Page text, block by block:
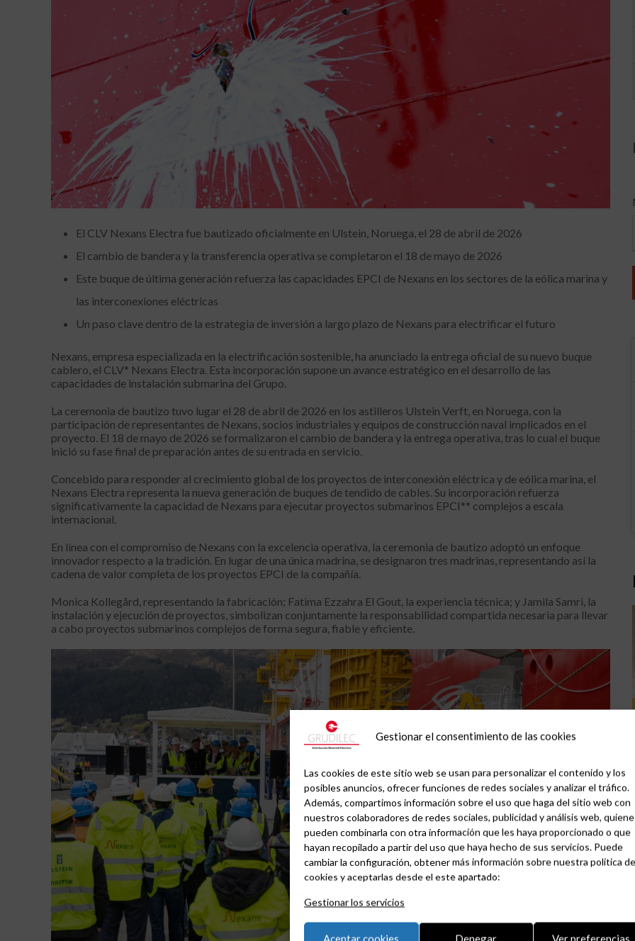
Gestionar el consentimiento de las cookies
Las cookies de este sitio web se usan para personalizar el contenido y los
posibles anuncios, ofrecer funciones de redes sociales y analizar el tráfico.
Además, compartimos información sobre el uso que haga del sitio web con
nuestros colaboradores de redes sociales, publicidad y análisis web,
pueden combinarla con otra información que les haya proporcionado o que
hayan recopilado a partir del uso que haya hecho de sus servicios. Puede
cambiar la configuración, obtener más información sobre nuestra política de
cookies y aceptarlas desde el este apartado:
Gestionar los servicios
Aceptar cookies Denegar Ver preferencias
El CLV Nexans Electra fue bautizado oficialmente en Ulstein, Noruega, el 28 de abril de 2026
El cambio de bandera y la transferencia operativa se completaron el 18 de mayo de 2026
Este buque de última generación refuerza las capacidades EPCI de Nexans en los sectores de la eólica marina y
las interconexiones eléctricas
Un paso clave dentro de la estrategia de inversión a largo plazo de Nexans para electrificar el futuro
Nexans, empresa especializada en la electrificación sostenible, ha anunciado la entrega oficial de su nuevo buque
cablero, el CLV* Nexans Electra. Esta incorporación supone un avance estratégico en el desarrollo de las
capacidades de instalación submarina del Grupo.
La ceremonia de bautizo tuvo lugar el 28 de abril de 2026 en los astilleros Ulstein Verft, en Noruega, con la
participación de representantes de Nexans, socios industriales y equipos de construcción naval implicados en el
proyecto. El 18 de mayo de 2026 se formalizaron el cambio de bandera y la entrega operativa, tras lo cual el buque
inició su fase final de preparación antes de su entrada en servicio.
Concebido para responder al crecimiento global de los proyectos de interconexión eléctrica y de eólica marina, el
Nexans Electra representa la nueva generación de buques de tendido de cables. Su incorporación refuerza
significativamente la capacidad de Nexans para ejecutar proyectos submarinos EPCI** complejos a escala
internacional.
En línea con el compromiso de Nexans con la excelencia operativa, la ceremonia de bautizo adoptó un enfoque
innovador respecto a la tradición. En lugar de una única madrina, se designaron tres madrinas, representando así la
cadena de valor completa de los proyectos EPCI de la compañía.
Monica Kollegård, representando la fabricación; Fatima Ezzahra El Gout, la experiencia técnica; y Jamila Samri, la
instalación y ejecución de proyectos, simbolizan conjuntamente la responsabilidad compartida necesaria para llevar
a cabo proyectos submarinos complejos de forma segura, fiable y eficiente.